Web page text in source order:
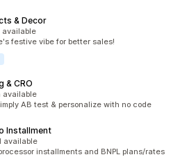
& Decor
available
festive vibe for better sales!
& CRO
available
AB test & personalize with no code
Installment
available
installments and BNPL plans/rates